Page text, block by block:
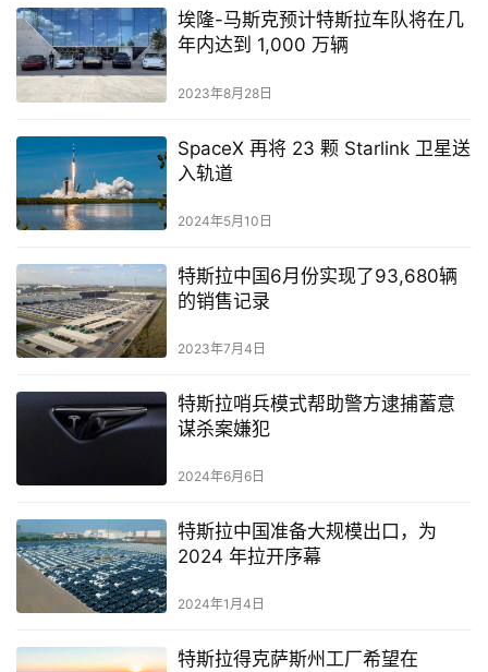
埃隆-马斯克预计特斯拉车队将在几
年内达到 1,000 万辆
2023年8月28日
SpaceX 再将 23 颗 Starlink 卫星送
入轨道
2024年5月10日
特斯拉中国6月份实现了93,680辆
的销售记录
2023年7月4日
特斯拉哨兵模式帮助警方逮捕蓄意
谋杀案嫌犯
2024年6月6日
特斯拉中国准备大规模出口，为
2024 年拉开序幕
2024年1月4日
特斯拉得克萨斯州工厂希望在